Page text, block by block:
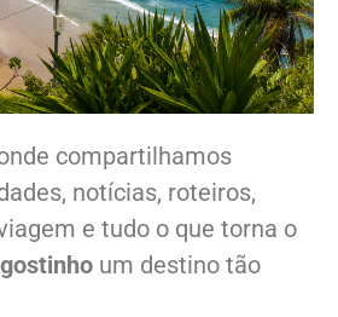
compartilhamos
notícias, roteiros,
e tudo o que torna o
um destino tão